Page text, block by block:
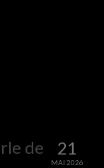
21
MAI 2026
de